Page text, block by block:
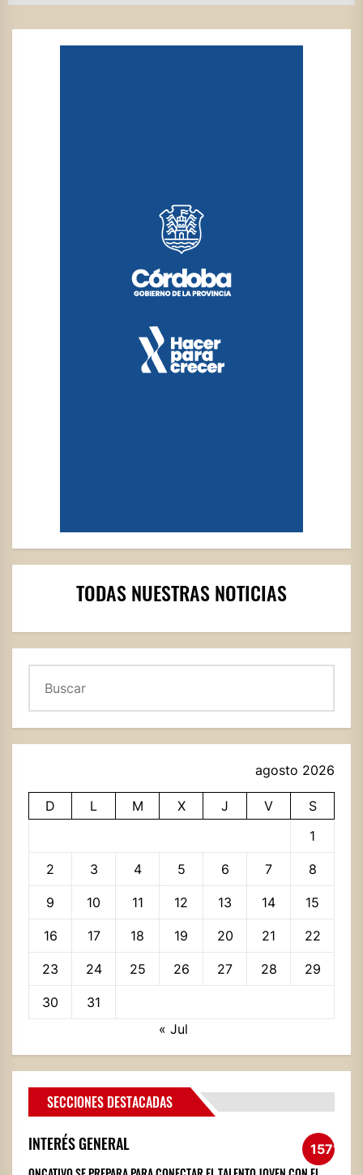
TODAS NUESTRAS NOTICIAS
agosto 2026
D L M X J V
S
1
2 3 4 5 6 7 8
9 10 11 12 13 14 15
16 17 18 19 20 21 22
23 24 25 26 27 28 29
30
31
« Jul
SECCIONES DESTACADAS
INTERÉS GENERAL 1571